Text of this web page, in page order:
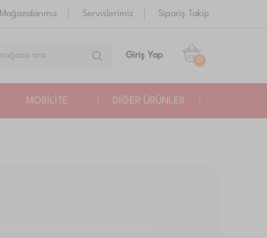
Mağazalarımız Servislerimiz Sipariş Takip
Giriş Yap 0
MOBİLİTE DİĞER ÜRÜNLER